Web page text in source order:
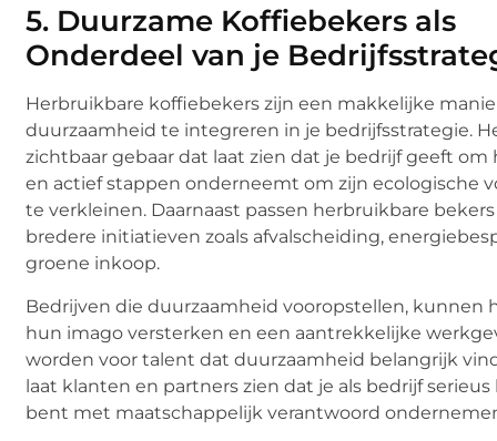
5. Duurzame Koffiebekers als
Onderdeel van je
Herbruikbare koffiebekers zijn een makkelijke
duurzaamheid te integreren in je bedrijfsstrategie.
zichtbaar gebaar dat laat zien dat je bedrijf geeft
en actief stappen onderneemt om zijn ecologische
te verkleinen. Daarnaast passen herbruikbare
bredere initiatieven zoals afvalscheiding,
groene inkoop.
Bedrijven die duurzaamheid vooropstellen, kunnen
hun imago versterken en een aantrekkelijke
worden voor talent dat duurzaamheid belangrijk
laat klanten en partners zien dat je als bedrijf serieus
bent met maatschappelijk verantwoord